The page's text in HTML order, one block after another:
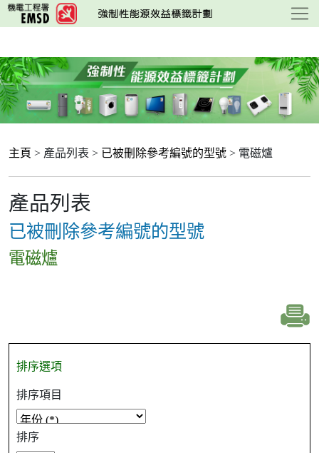
跳
至
要
內
容
主頁 > 產品列表 > 已被刪除參考編號的型號 > 電磁爐
產品列表
已被刪除參考編號的型號
電磁爐
排序選項
排序項目
排序